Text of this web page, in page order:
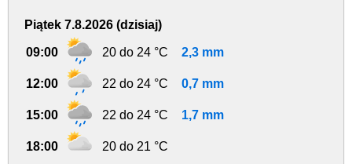
Piątek 7.8.2026 (dzisiaj)
09:00 20 do 24 °C 2,3 mm
12:00 22 do 24 °C 0,7 mm
15:00 22 do 24 °C 1,7 mm
18:00 20 do 21 °C